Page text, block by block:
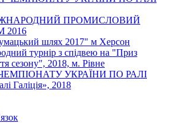
ПРОМИСЛОВИЙ
2016
шлях 2017" м Херсон
турнір з спідвею на "Приз
сезону", 2018, м. Рівне
УКРАЇНИ ПО РАЛІ
Галіція», 2018